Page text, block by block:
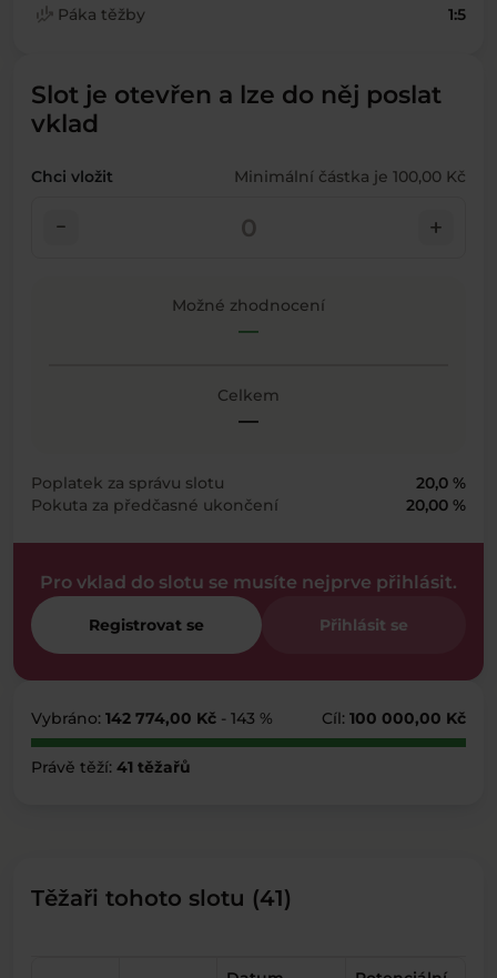
finance_mode Páka těžby 1:5
Slot je otevřen a lze do něj poslat
vklad
Chci vložit Minimální částka je 100,00 Kč
check_indeterminate_small add
Možné zhodnocení
—
Celkem
—
Poplatek za správu slotu
20,0 %
Pokuta za předčasné ukončení
20,00 %
Pro vklad do slotu se musíte nejprve přihlásit.
Registrovat se Přihlásit se
Vybráno: 142 774,00 Kč - 143 % Cíl: 100 000,00 Kč
Právě těží: 41 těžařů
Těžaři tohoto slotu (41)